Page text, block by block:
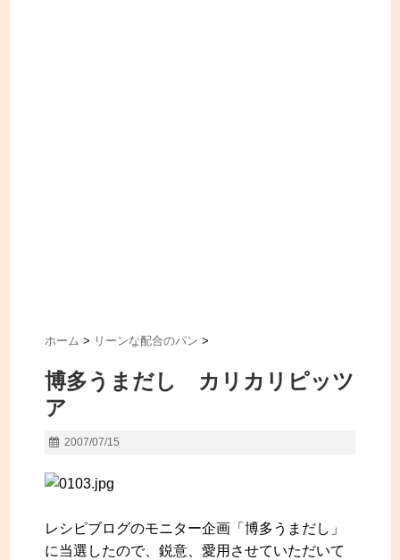
ホーム > リーンな配合のパン >
博多うまだし カリカリピッツ
ア
2007/07/15
レシピブログのモニター企画「博多うまだし」
に当選したので、鋭意、愛用させていただいて